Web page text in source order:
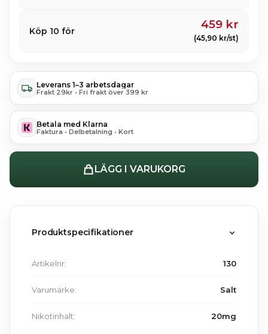
Köp 10 för 459 kr
(45,90 kr/st)
Leverans 1–3 arbetsdagar
Frakt 29kr • Fri frakt över 399 kr
Betala med Klarna
Faktura • Delbetalning • Kort
LÄGG I VARUKORG
Produktspecifikationer
Artikelnr: 130
Varumärke: Salt
Nikotinhalt: 20mg